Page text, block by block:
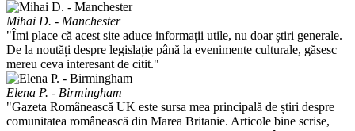
Mihai D. - Manchester
"Îmi place că acest site aduce informații utile, nu doar știri generale.
De la noutăți despre legislație până la evenimente culturale, găsesc
mereu ceva interesant de citit."
Elena P. - Birmingham
"Gazeta Românească UK este sursa mea principală de știri despre
comunitatea românească din Marea Britanie. Articole bine scrise,